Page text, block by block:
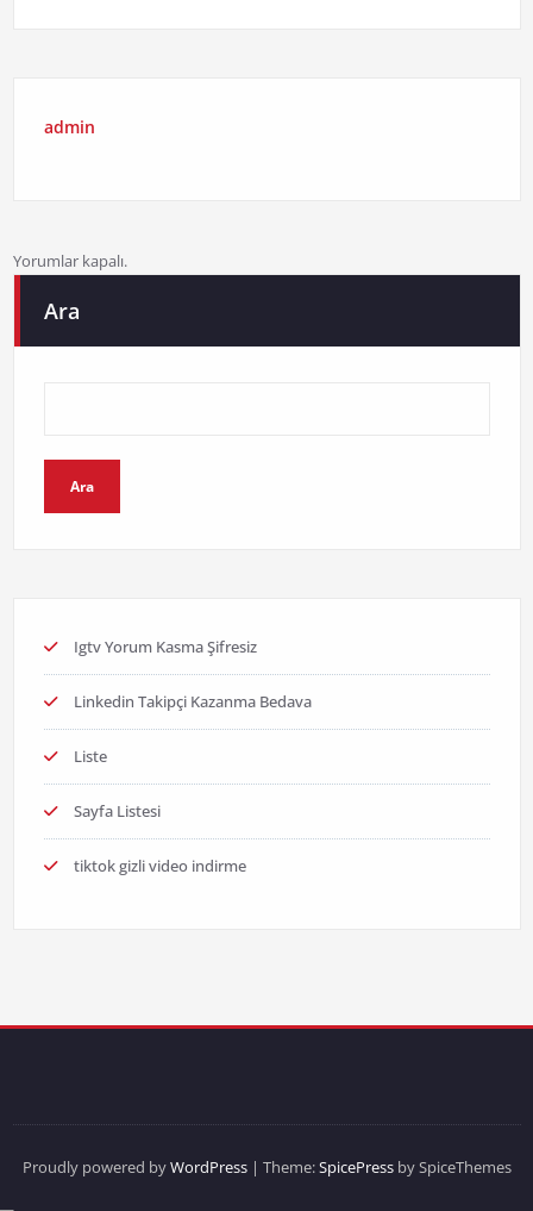
admin
Yorumlar kapalı.
Ara
Ara
Igtv Yorum Kasma Şifresiz
Linkedin Takipçi Kazanma Bedava
Liste
Sayfa Listesi
tiktok gizli video indirme
Proudly powered byWordPress| Theme:SpicePressby SpiceThemes